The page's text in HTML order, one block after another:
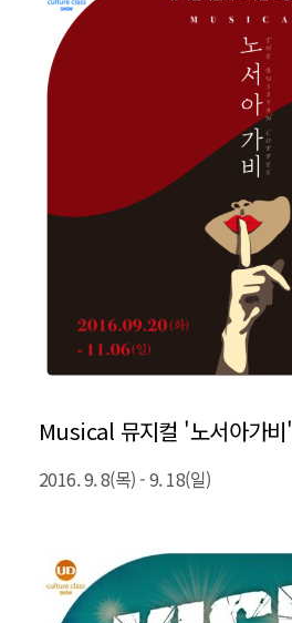
Musical 뮤지컬 '노서아가비'
2016. 9. 8(목) - 9. 18(일)